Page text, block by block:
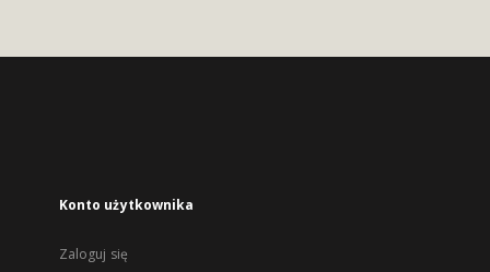
Konto użytkownika
Zaloguj się